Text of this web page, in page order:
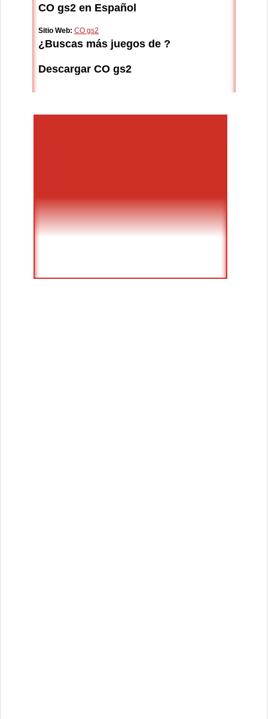
CO gs2 en Español
Sitio Web: CO gs2
¿Buscas más juegos de ?
Descargar CO gs2